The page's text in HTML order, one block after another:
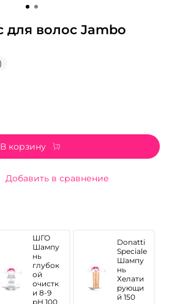
для волос Jambo
Добавить в сравнение
В корзину
ШГО
Шампу
нь
глубок
ой
очистк
и 8-9
рН 100
Donatti
Speciale
Шампу
нь
Хелати
рующи
й 150